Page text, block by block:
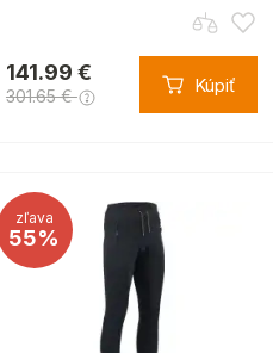
141.99 €
301.65 € Kúpiť
zľava
55%